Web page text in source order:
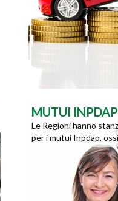
MUTUI INPDAP
Le Regioni hanno
per i mutui Inpdap,